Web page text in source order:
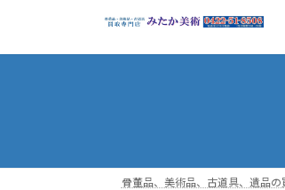
テ
ゲ
骨董品、美術品、古道具、遺品